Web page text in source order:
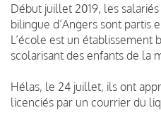
Début juillet 2019, les
bilingue d’Angers sont partis
L’école est un établissement
scolarisant des enfants de la
Hélas, le 24 juillet, ils ont
licenciés par un courrier du